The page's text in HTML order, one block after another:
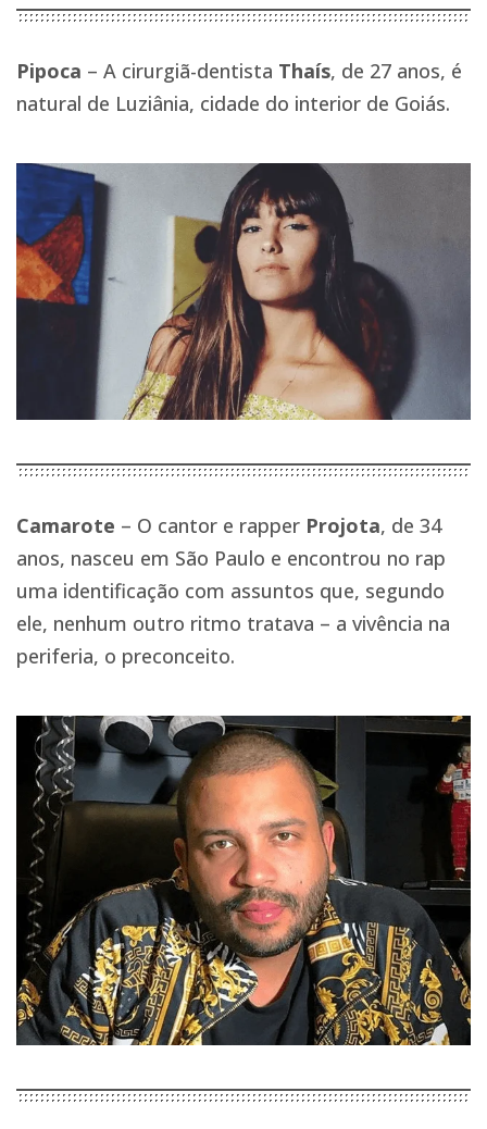
Pipoca – A cirurgiã-dentista Thaís, de 27 anos, é
natural de Luziânia, cidade do interior de Goiás.
Camarote – O cantor e rapper Projota, de 34
anos, nasceu em São Paulo e encontrou no rap
uma identificação com assuntos que, segundo
ele, nenhum outro ritmo tratava – a vivência na
periferia, o preconceito.